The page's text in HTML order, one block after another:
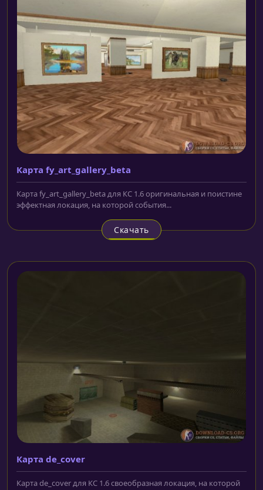
Карта fy_art_gallery_beta
Карта fy_art_gallery_beta для КС 1.6 оригинальная и поистине
эффектная локация, на которой события...
Скачать
Карта de_cover
Карта de_cover для КС 1.6 своеобразная локация, на которой